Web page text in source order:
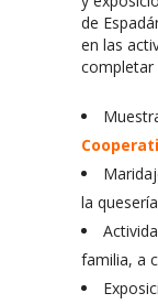
de
en las
completar
la quesería
familia, a